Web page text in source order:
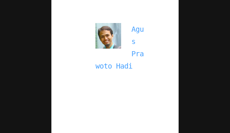
Agu
s
Pra
woto Hadi